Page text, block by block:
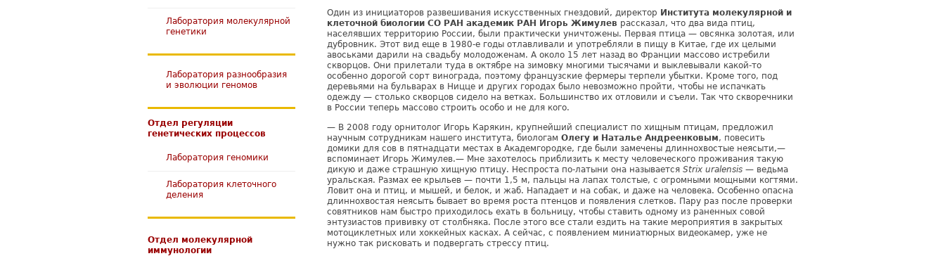
Один из инициаторов развешивания искусственных гнездовий, директор Института молекулярной и
клеточной биологии СО РАН академик РАН Игорь Жимулев рассказал, что два вида птиц,
населявших территорию России, были практически уничтожены. Первая птица — овсянка золотая, или
дубровник. Этот вид еще в 1980-е годы отлавливали и употребляли в пищу в Китае, где их целыми
авоськами дарили на свадьбу молодоженам. А около 15 лет назад во Франции массово истребили
скворцов. Они прилетали туда в октябре на зимовку многими тысячами и выклевывали какой-то
особенно дорогой сорт винограда, поэтому французские фермеры терпели убытки. Кроме того, под
деревьями на бульварах в Ницце и других городах было невозможно пройти, чтобы не испачкать
одежду — столько скворцов сидело на ветках. Большинство их отловили и съели. Так что скворечники
в России теперь массово строить особо и не для кого.
— В 2008 году орнитолог Игорь Карякин, крупнейший специалист по хищным птицам, предложил
научным сотрудникам нашего института, биологам Олегу и Наталье Андреенковым, повесить
домики для сов в пятнадцати местах в Академгородке, где были замечены длиннохвостые неясыти,—
вспоминает Игорь Жимулев.— Мне захотелось приблизить к месту человеческого проживания такую
дикую и даже страшную хищную птицу. Неспроста по-латыни она называется Strix uralensis— ведьма
уральская. Размах ее крыльев — почти 1,5 м, пальцы на лапах толстые, с огромными мощными когтями.
Ловит она и птиц, и мышей, и белок, и жаб. Нападает и на собак, и даже на человека. Особенно опасна
длиннохвостая неясыть бывает во время роста птенцов и появления слетков. Пару раз после проверки
совятников нам быстро приходилось ехать в больницу, чтобы ставить одному из раненных совой
энтузиастов прививку от столбняка. После этого все стали ездить на такие мероприятия в закрытых
мотоциклетных или хоккейных касках. А сейчас, с появлением миниатюрных видеокамер, уже не
нужно так рисковать и подвергать стрессу птиц.
Лаборатория молекулярной
генетики
Лаборатория разнообразия
и эволюции геномов
Отдел регуляции
генетических процессов
Лаборатория геномики
Лаборатория клеточного
деления
Отдел молекулярной
иммунологии